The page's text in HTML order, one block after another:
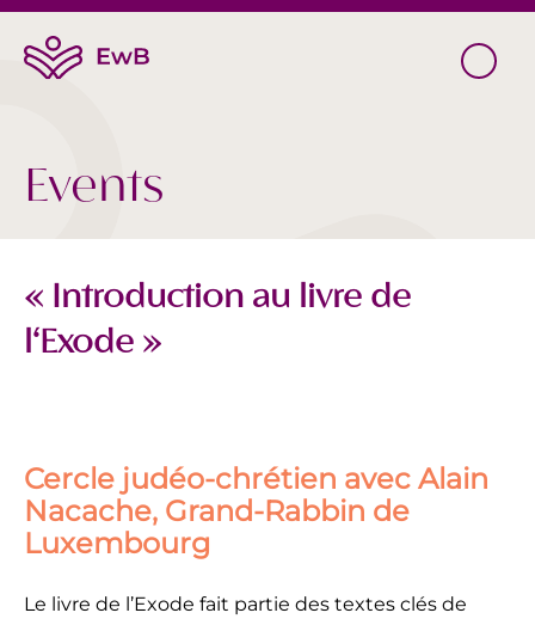
Events
« Introduction au livre de
l‘Exode »
Cercle judéo-chrétien avec Alain
Nacache, Grand-Rabbin de
Luxembourg
Le livre de l’Exode fait partie des textes clés de